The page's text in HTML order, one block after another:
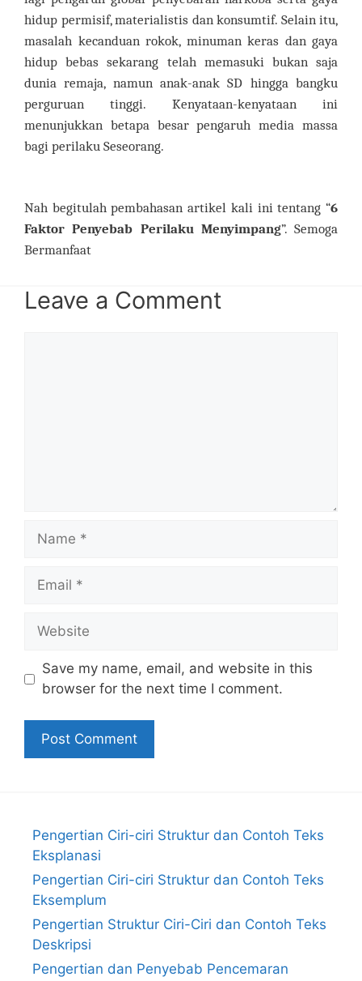
hidup permisif, materialistis dan konsumtif. Selain itu,
masalah kecanduan rokok, minuman keras dan gaya
hidup bebas sekarang telah memasuki bukan saja
dunia remaja, namun anak-anak SD hingga bangku
perguruan tinggi. Kenyataan-kenyataan ini
menunjukkan betapa besar pengaruh media massa
bagi perilaku Seseorang.
Nah begitulah pembahasan artikel kali ini tentang “6
Faktor Penyebab Perilaku Menyimpang”. Semoga
Bermanfaat
Leave a Comment
Name
Email
Website
Save my name, email, and website in this
browser for the next time I comment.
Pengertian Ciri-ciri Struktur dan Contoh Teks
Eksplanasi
Pengertian Ciri-ciri Struktur dan Contoh Teks
Eksemplum
Pengertian Struktur Ciri-Ciri dan Contoh Teks
Deskripsi
Pengertian dan Penyebab Pencemaran